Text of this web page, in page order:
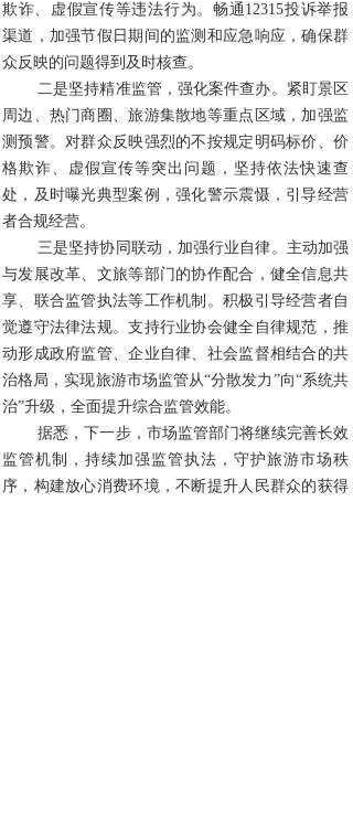
欺诈、虚假宣传等违法行为。畅通12315投诉举报
渠道，加强节假日期间的监测和应急响应，确保群
众反映的问题得到及时核查。
二是坚持精准监管，强化案件查办。紧盯景区
周边、热门商圈、旅游集散地等重点区域，加强监
测预警。对群众反映强烈的不按规定明码标价、价
格欺诈、虚假宣传等突出问题，坚持依法快速查
处，及时曝光典型案例，强化警示震慑，引导经营
者合规经营。
三是坚持协同联动，加强行业自律。主动加强
与发展改革、文旅等部门的协作配合，健全信息共
享、联合监管执法等工作机制。积极引导经营者自
觉遵守法律法规。支持行业协会健全自律规范，推
动形成政府监管、企业自律、社会监督相结合的共
治格局，实现旅游市场监管从“分散发力”向“系统共
治”升级，全面提升综合监管效能。
据悉，下一步，市场监管部门将继续完善长效
监管机制，持续加强监管执法，守护旅游市场秩
序，构建放心消费环境，不断提升人民群众的获得